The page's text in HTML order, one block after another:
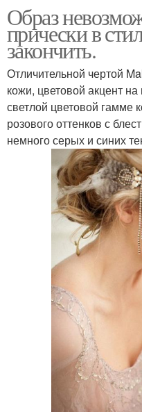
Образ
прически в
закончить.
Отличительной чертой
кожи, цветовой акцент на
светлой цветовой гамме
розового оттенков с
немного серых и синих